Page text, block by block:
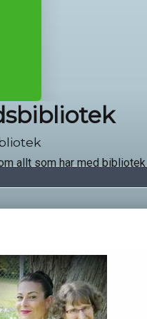
allt som har med bibliotek